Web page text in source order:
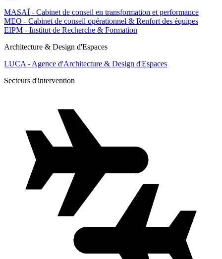
MASAÏ - Cabinet de conseil en transformation et performance
MEO - Cabinet de conseil opérationnel & Renfort des équipes
EIPM - Institut de Recherche & Formation
Architecture & Design d'Espaces
LUCA - Agence d'Architecture & Design d'Espaces
Secteurs d'intervention